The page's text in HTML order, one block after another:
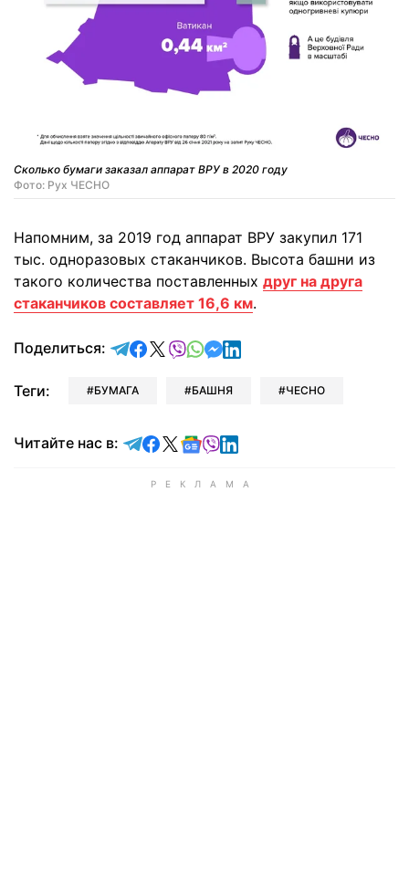
Сколько бумаги заказал аппарат ВРУ в 2020 году
Фото: Рух ЧЕСНО
Напомним, за 2019 год аппарат ВРУ закупил 171
тыс. одноразовых стаканчиков. Высота башни из
такого количества поставленных друг на друга
стаканчиков составляет 16,6 км.
Поделиться: отправить в Telegram
поделиться в Facebook
поделиться в X
отправить в Viber
отправить в Whatsapp
отправить в Messenger
отправить в LinkedIn
Теги: БУМАГА БАШНЯ ЧЕСНО
Читайте нас в: Читайте в Telegram
Читайте в Facebook
Читайте в X
Читайте в Google news
Читайте в Viber
Читайте в LinkedIn